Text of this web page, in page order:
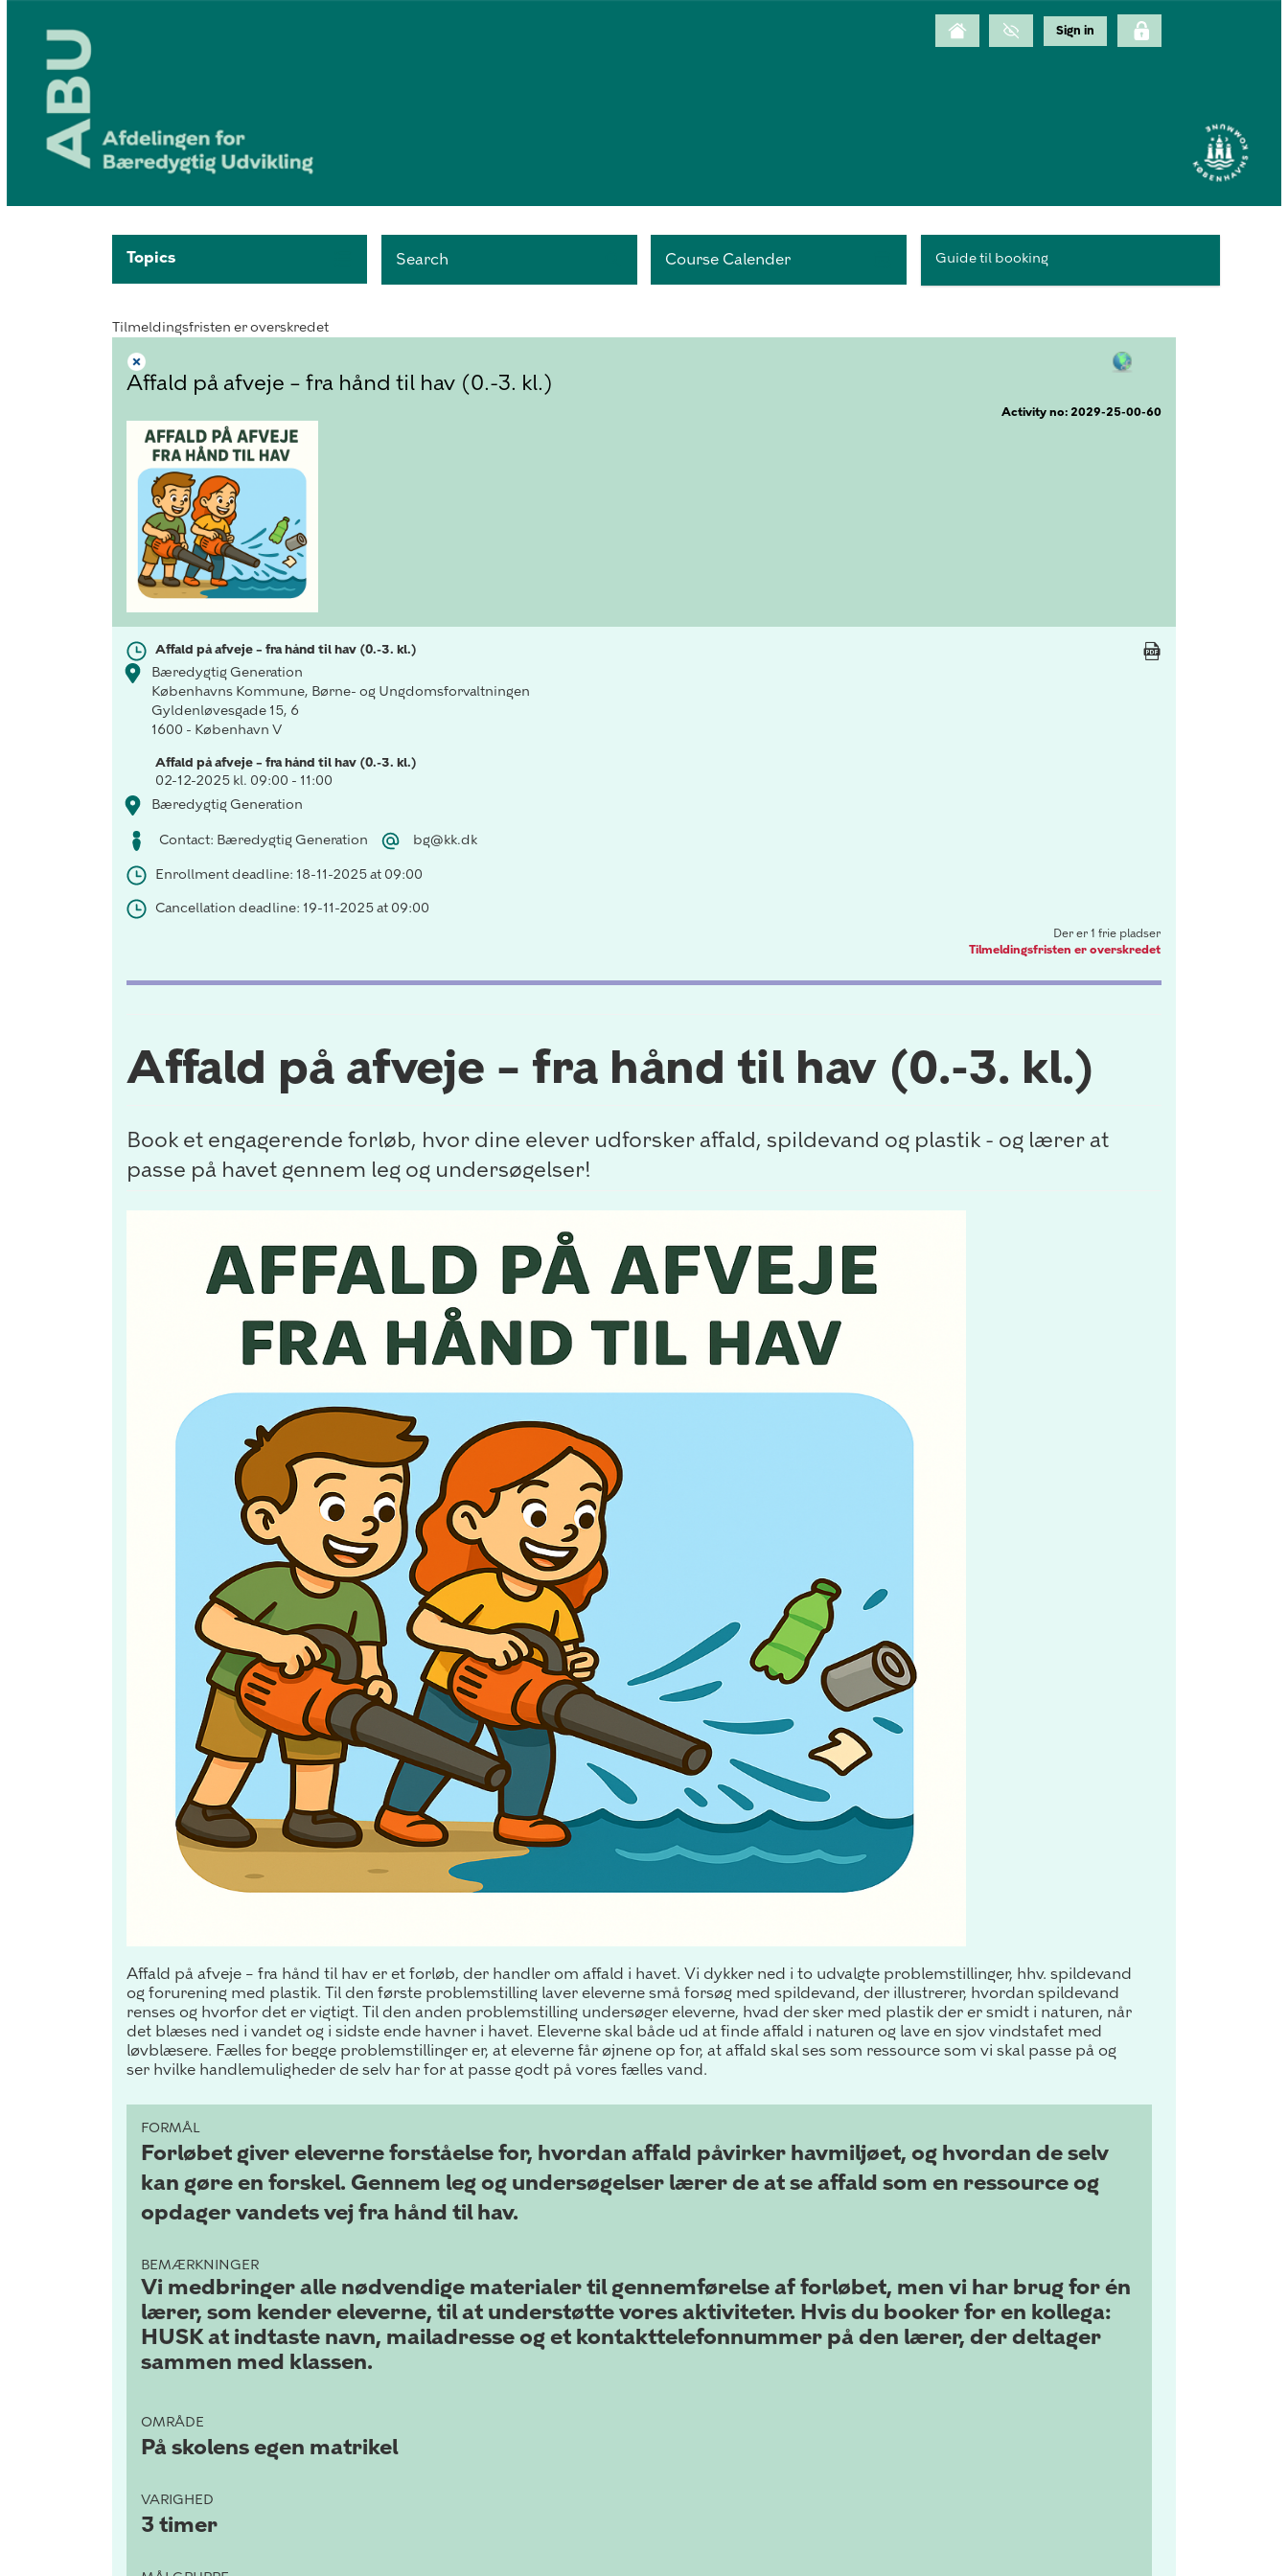
Topics Search Course Calender Guide til booking
Tilmeldingsfristen er overskredet
Affald på afveje – fra hånd til hav (0.-3. kl.)
Activity no: 2029-25-00-60
Affald på afveje – fra hånd til hav (0.-3. kl.)
Bæredygtig Generation
Københavns Kommune, Børne- og Ungdomsforvaltningen
Gyldenløvesgade 15, 6
1600 - København V
Affald på afveje – fra hånd til hav (0.-3. kl.)
02-12-2025 kl. 09:00 - 11:00
Bæredygtig Generation
Contact: Bæredygtig Generation bg@kk.dk
Enrollment deadline: 18-11-2025 at 09:00
Cancellation deadline: 19-11-2025 at 09:00
Der er 1 frie pladser
Tilmeldingsfristen er overskredet
Affald på afveje – fra hånd til hav (0.-3. kl.)
Book et engagerende forløb, hvor dine elever udforsker affald, spildevand og plastik - og lærer at
passe på havet gennem leg og undersøgelser!
Affald på afveje – fra hånd til hav er et forløb, der handler om affald i havet. Vi dykker ned i to udvalgte problemstillinger, hhv. spildevand
og forurening med plastik. Til den første problemstilling laver eleverne små forsøg med spildevand, der illustrerer, hvordan spildevand
renses og hvorfor det er vigtigt. Til den anden problemstilling undersøger eleverne, hvad der sker med plastik der er smidt i naturen, når
det blæses ned i vandet og i sidste ende havner i havet. Eleverne skal både ud at finde affald i naturen og lave en sjov vindstafet med
løvblæsere. Fælles for begge problemstillinger er, at eleverne får øjnene op for, at affald skal ses som ressource som vi skal passe på og
ser hvilke handlemuligheder de selv har for at passe godt på vores fælles vand.
FORMÅL
Forløbet giver eleverne forståelse for, hvordan affald påvirker havmiljøet, og hvordan de selv
kan gøre en forskel. Gennem leg og undersøgelser lærer de at se affald som en ressource og
opdager vandets vej fra hånd til hav.
BEMÆRKNINGER
Vi medbringer alle nødvendige materialer til gennemførelse af forløbet, men vi har brug for én
lærer, som kender eleverne, til at understøtte vores aktiviteter. Hvis du booker for en kollega:
HUSK at indtaste navn, mailadresse og et kontakttelefonnummer på den lærer, der deltager
sammen med klassen.
OMRÅDE
På skolens egen matrikel
VARIGHED
3 timer